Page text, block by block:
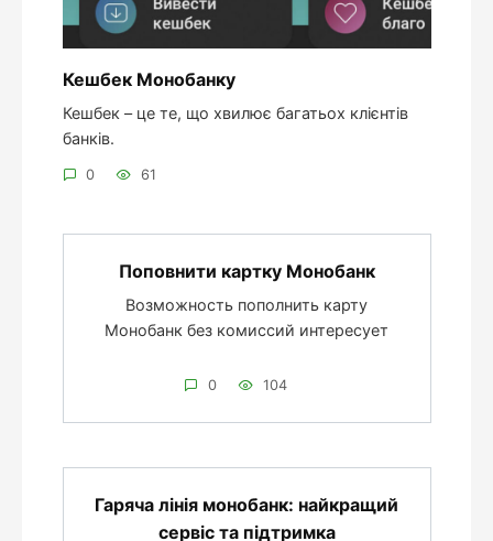
Кешбек Монобанку
Кешбек – це те, що хвилює багатьох клієнтів
банків.
0 61
Поповнити картку Монобанк
Возможность пополнить карту
Монобанк без комиссий интересует
0 104
Гаряча лінія монобанк: найкращий
сервіс та підтримка